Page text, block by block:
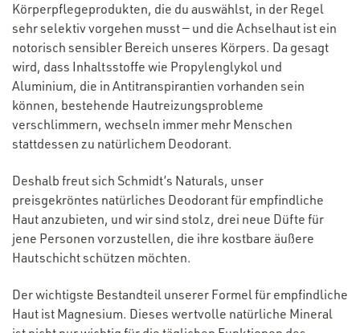
Körperpflegeprodukten, die du auswählst, in der Regel
sehr selektiv vorgehen musst — und die Achselhaut ist ein
notorisch sensibler Bereich unseres Körpers. Da gesagt
wird, dass Inhaltsstoffe wie Propylenglykol und
Aluminium, die in Antitranspirantien vorhanden sein
können, bestehende Hautreizungsprobleme
verschlimmern, wechseln immer mehr Menschen
stattdessen zu natürlichem Deodorant.
Deshalb freut sich Schmidt’s Naturals, unser
preisgekröntes natürliches Deodorant für empfindliche
Haut anzubieten, und wir sind stolz, drei neue Düfte für
jene Personen vorzustellen, die ihre kostbare äußere
Hautschicht schützen möchten.
Der wichtigste Bestandteil unserer Formel für empfindliche
Haut ist Magnesium. Dieses wertvolle natürliche Mineral